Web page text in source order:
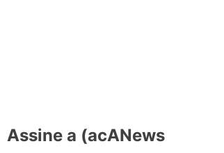
Assine a (acANews